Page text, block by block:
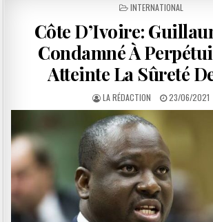
POSTED
INTERNATIONAL
Côte D’Ivoire:
Condamné À
Atteinte La Sûreté
LA RÉDACTION 23/06/2021